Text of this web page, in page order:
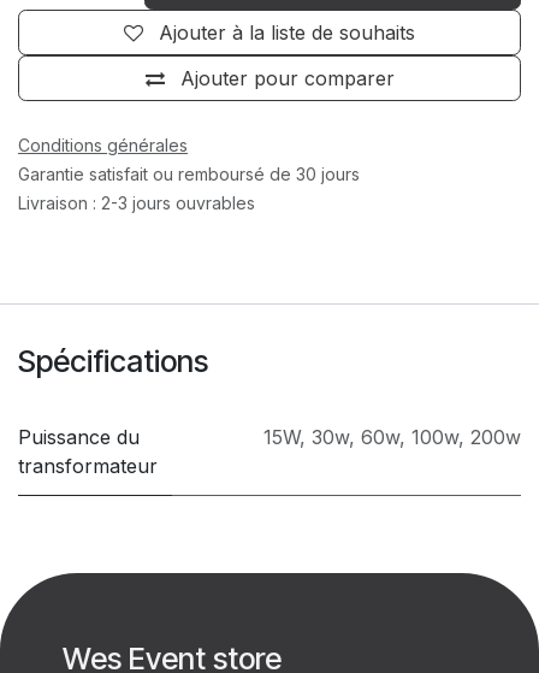
Ajouter pour comparer
Ajouter à la liste de souhaits
Conditions générales
Garantie satisfait ou remboursé de 30 jours
Livraison : 2-3 jours ouvrables
Spécifications
Puissance du
transformateur
15W, 30w, 60w, 100w, 200w
Wes Event store